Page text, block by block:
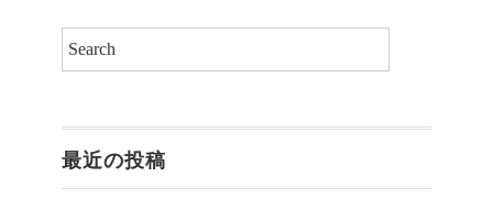
最近の投稿